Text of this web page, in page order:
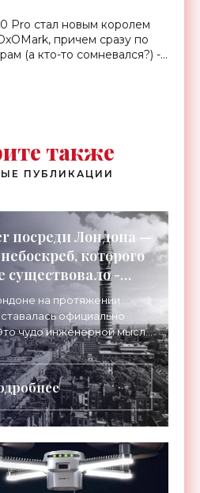
Pro стал новым королем
причем сразу по
(а кто-то сомневался?) -
также
ПУБЛИКАЦИИ
посреди Лондона —
которого
существовало -
на протяжении
официально
чудо инженерной мысли
привлекало тысячи
и даже членов